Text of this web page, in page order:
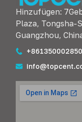
Hinzufügen:
Plaza, Tongsha-
Guangzhou,